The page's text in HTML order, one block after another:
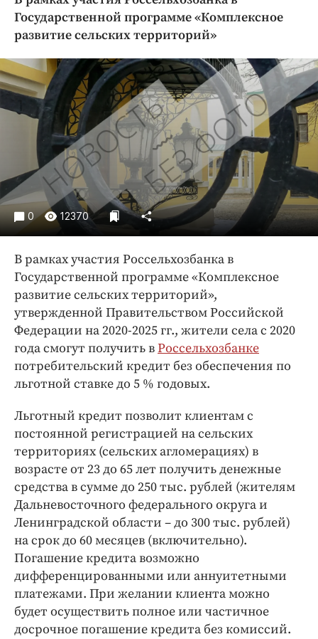
Криминал
Культура
Образование
Общество
Погода
Праздники
Происшествия
Спорт
Экономика и бизнес
ПРОЕКТЫ
Блоги
Издания
Медиаперсона
Интересное чтиво
Клиника года
Бренд года
Работодатель года
Государственной программе «Комплексное
развитие сельских территорий»
0 12370
В рамках участия Россельхозбанка в
Государственной программе «Комплексное
развитие сельских территорий»,
утвержденной Правительством Российской
Федерации на 2020-2025 гг., жители села с 2020
года смогут получить вРоссельхозбанке
потребительский кредит без обеспечения по
льготной ставке до 5 % годовых.
Льготный кредит позволит клиентам с
постоянной регистрацией на сельских
территориях (сельских агломерациях) в
возрасте от 23 до 65 лет получить денежные
средства в сумме до 250 тыс. рублей (жителям
Дальневосточного федерального округа и
Ленинградской области – до 300 тыс. рублей)
на срок до 60 месяцев (включительно).
Погашение кредита возможно
дифференцированными или аннуитетными
платежами. При желании клиента можно
будет осуществить полное или частичное
досрочное погашение кредита без комиссий.